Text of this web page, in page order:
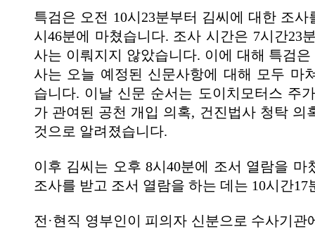
특검은 오전 10시23분부터 김씨에 대한 조사
시46분에 마쳤습니다. 조사 시간은 7시간23
사는 이뤄지지 않았습니다. 이에 대해 특검
사는 오늘 예정된 신문사항에 대해 모두 마
습니다. 이날 신문 순서는 도이치모터스 주
가 관여된 공천 개입 의혹, 건진법사 청탁 의
것으로 알려졌습니다.
이후 김씨는 오후 8시40분에 조서 열람을 마
조사를 받고 조서 열람을 하는 데는 10시간17
전·현직 영부인이 피의자 신분으로 수사기관